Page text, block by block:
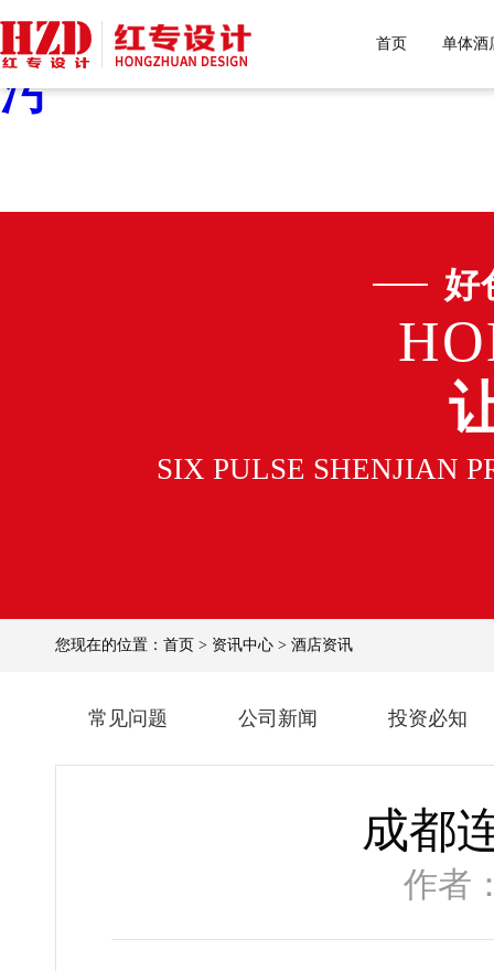
好色先生污下载,好色
污
首页 单体酒
好
SIX PULSE SHENJIAN
您现在的位置： 首页 > 资讯中心 > 酒店资讯
常见问题 公司新闻 投资必知
成都
作者